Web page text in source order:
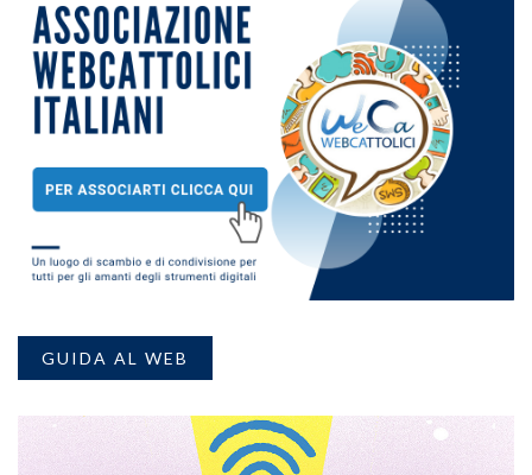
GUIDA AL WEB